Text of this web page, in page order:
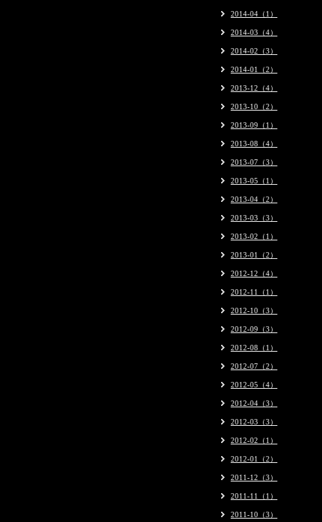
2014-04（1）
2014-03（4）
2014-02（3）
2014-01（2）
2013-12（4）
2013-10（2）
2013-09（1）
2013-08（4）
2013-07（3）
2013-05（1）
2013-04（2）
2013-03（3）
2013-02（1）
2013-01（2）
2012-12（4）
2012-11（1）
2012-10（3）
2012-09（3）
2012-08（1）
2012-07（2）
2012-05（4）
2012-04（3）
2012-03（3）
2012-02（1）
2012-01（2）
2011-12（3）
2011-11（1）
2011-10（3）